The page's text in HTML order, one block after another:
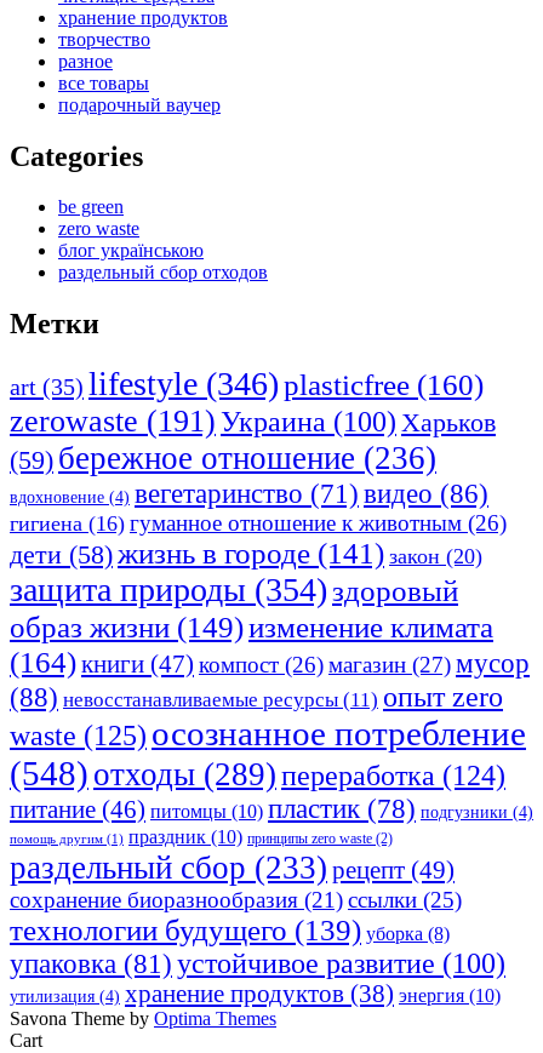
хранение продуктов
творчество
разное
все товары
подарочный ваучер
Categories
be green
zero waste
блог українською
раздельный сбор отходов
Метки
art (35) lifestyle (346)plasticfree (160)
zerowaste (191)Украина (100) Харьков
(59) бережное отношение (236)
вдохновение (4) вегетаринство (71) видео (86)
гигиена (16) гуманное отношение к животным (26)
дети (58)жизнь в городе (141) закон (20)
защита природы (354)здоровый
образ жизни (149)изменение климата
(164)книги (47) компост (26)магазин (27)мусор
(88) невосстанавливаемые ресурсы (11) опыт zero
waste (125) осознанное потребление
(548) отходы (289)переработка (124)
питание (46) питомцы (10) пластик(78) подгузники (4)
помощь другим (1) праздник (10) принципы zero waste (2)
раздельный сбор (233) рецепт (49)
сохранение биоразнообразия (21)ссылки (25)
технологии будущего (139) уборка (8)
упаковка (81) устойчивое развитие (100)
утилизация (4) хранение продуктов (38) энергия (10)
Savona Theme by Optima Themes
Cart